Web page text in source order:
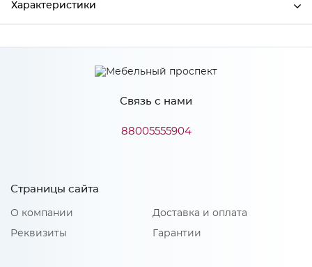
Характеристики
Ширина 900
2185
440
Росток
Материал
Связь с нами
88005555904
Страницы сайта
О компании
Реквизиты
Доставка и оплата
Гарантии